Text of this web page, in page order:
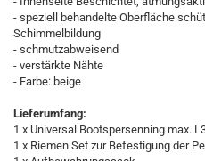
- speziell behandelte Oberfläche
Schimmelbildung
- schmutzabweisend
- verstärkte Nähte
- Farbe: beige
Lieferumfang:
1 x Universal Bootspersenning max.
1 x Riemen Set zur Befestigung der